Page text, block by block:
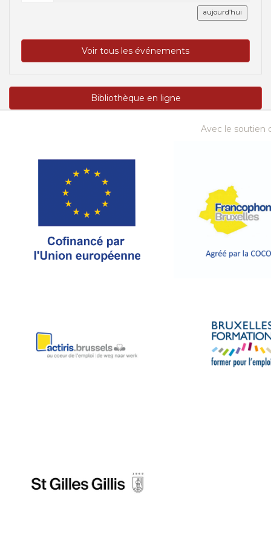
aujourd’hui
Voir tous les événements
Bibliothèque en ligne
Avec le soutien